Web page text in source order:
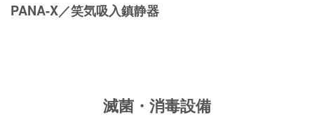
PANA-X／笑気吸入鎮静器
滅菌・消毒設備